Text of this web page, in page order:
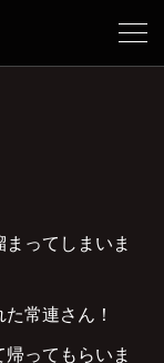
ってしまいま
常連さん！
ってもらいま